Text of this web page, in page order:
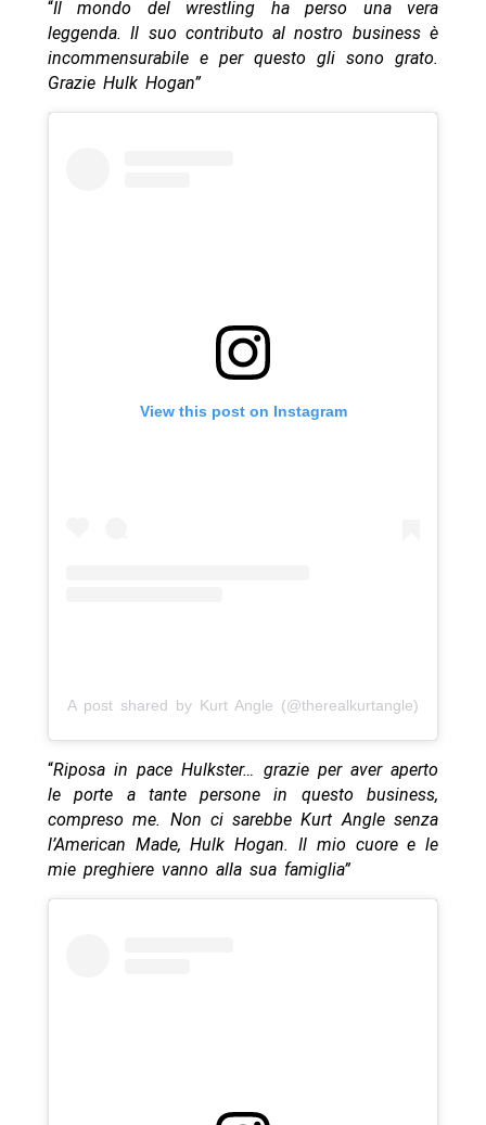
“Il mondo del wrestling ha perso una vera
leggenda. Il suo contributo al nostro business è
incommensurabile e per questo gli sono grato.
Grazie Hulk Hogan”
View this post on Instagram
A post shared by Kurt Angle (@therealkurtangle)
“Riposa in pace Hulkster… grazie per aver aperto
le porte a tante persone in questo business,
compreso me. Non ci sarebbe Kurt Angle senza
l’American Made, Hulk Hogan. Il mio cuore e le
mie preghiere vanno alla sua famiglia”